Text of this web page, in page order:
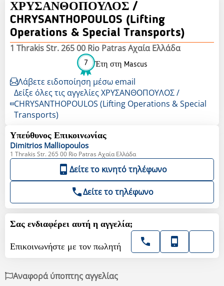
ΧΡΥΣΑΝΘΟΠΟΥΛΟΣ /
CHRYSANTHOPOULOS (Lifting
Operations & Special Transports)
1 Thrakis Str. 265 00 Rio Patras Αχαία Ελλάδα
7 Έτη στη Mascus
Λάβετε ειδοποίηση μέσω email
Δείξε όλες τις αγγελίες ΧΡΥΣΑΝΘΟΠΟΥΛΟΣ /
CHRYSANTHOPOULOS (Lifting Operations & Special
Transports)
Υπεύθυνος Επικοινωνίας
Dimitrios Malliopoulos
1 Thrakis Str. 265 00 Rio Patras Αχαία Ελλάδα
Δείτε το κινητό τηλέφωνο
Δείτε το τηλέφωνο
Σας ενδιαφέρει αυτή η αγγελία;
Επικοινωνήστε με τον πωλητή
Αναφορά ύποπτης αγγελίας